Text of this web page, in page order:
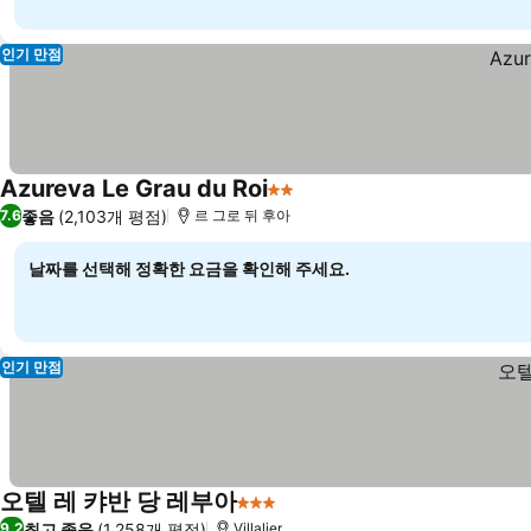
인기 만점
Azureva Le Grau du Roi2 성급
7.6좋음 (2,103개 평점) 르 그로 뒤 후아
날짜를 선택해 정확한 요금을 확인해 주세요.
인기 만점
오텔 레 캬반 당 레부아3 성급